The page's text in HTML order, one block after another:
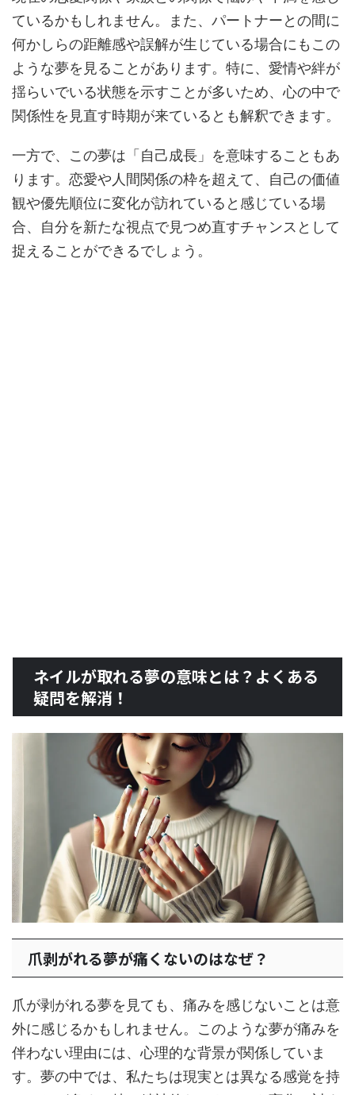
ているかもしれません。また、パートナーとの間に
何かしらの距離感や誤解が生じている場合にもこの
ような夢を見ることがあります。特に、愛情や絆が
揺らいでいる状態を示すことが多いため、心の中で
関係性を見直す時期が来ているとも解釈できます。
一方で、この夢は「自己成長」を意味することもあ
ります。恋愛や人間関係の枠を超えて、自己の価値
観や優先順位に変化が訪れていると感じている場
合、自分を新たな視点で見つめ直すチャンスとして
捉えることができるでしょう。
ネイルが取れる夢の意味とは？よくある
疑問を解消！
爪剥がれる夢が痛くないのはなぜ？
爪が剥がれる夢を見ても、痛みを感じないことは意
外に感じるかもしれません。このような夢が痛みを
伴わない理由には、心理的な背景が関係していま
す。夢の中では、私たちは現実とは異なる感覚を持